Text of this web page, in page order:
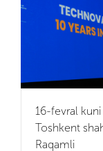
Tadbirlar
Video
16-fevral kuni
Toshkent
Raqamli